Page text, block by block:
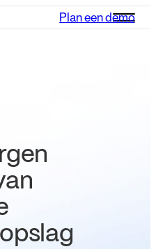
Plan een demo